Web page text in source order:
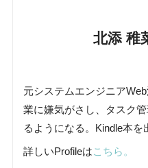
北添 稚
元システムエンジニア
業に嫌気がさし、タスク
るようになる。Kindle本を
詳しいProfileはこちら。